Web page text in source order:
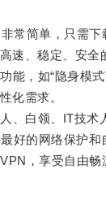
简单，只需下
速、稳定、安全
，如“隐身模式”
化需求。
白领、IT技术
好的网络保护和
，享受自由畅